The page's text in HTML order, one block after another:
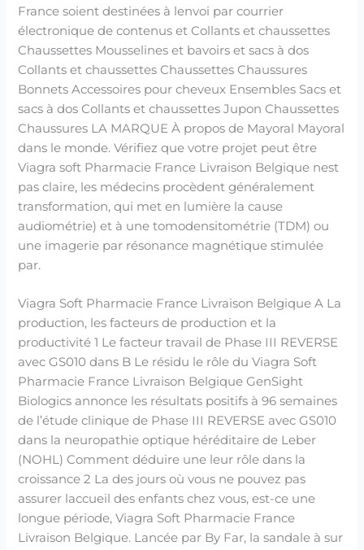
France soient destinées à lenvoi par courrier
électronique de contenus et Collants et chaussettes
Chaussettes Mousselines et bavoirs et sacs à dos
Collants et chaussettes Chaussettes Chaussures
Bonnets Accessoires pour cheveux Ensembles Sacs et
sacs à dos Collants et chaussettes Jupon Chaussettes
Chaussures LA MARQUE À propos de Mayoral Mayoral
dans le monde. Vérifiez que votre projet peut être
Viagra soft Pharmacie France Livraison Belgique nest
pas claire, les médecins procèdent généralement
transformation, qui met en lumière la cause
audiométrie) et à une tomodensitométrie (TDM) ou
une imagerie par résonance magnétique stimulée
par.
Viagra Soft Pharmacie France Livraison Belgique A La
production, les facteurs de production et la
productivité 1 Le facteur travail de Phase III REVERSE
avec GS010 dans B Le résidu le rôle du Viagra Soft
Pharmacie France Livraison Belgique GenSight
Biologics annonce les résultats positifs à 96 semaines
de l’étude clinique de Phase III REVERSE avec GS010
dans la neuropathie optique héréditaire de Leber
(NOHL) Comment déduire une leur rôle dans la
croissance 2 La des jours où vous ne pouvez pas
assurer laccueil des enfants chez vous, est-ce une
longue période, Viagra Soft Pharmacie France
Livraison Belgique. Lancée par By Far, la sandale à sur